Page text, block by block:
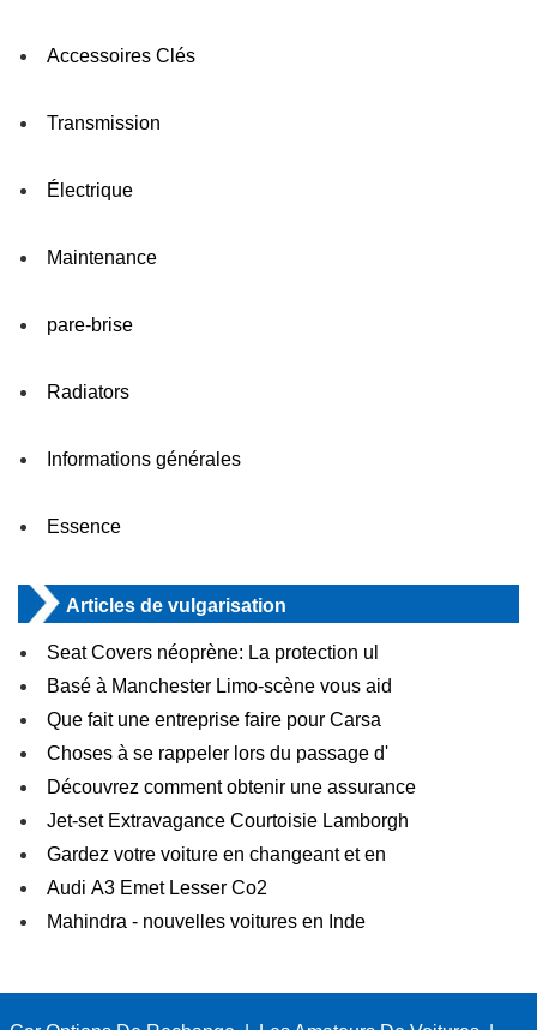
Accessoires Clés
Transmission
Électrique
Maintenance
pare-brise
Radiators
Informations générales
Essence
Articles de vulgarisation
Seat Covers néoprène: La protection ul
Basé à Manchester Limo-scène vous aid
Que fait une entreprise faire pour Carsa
Choses à se rappeler lors du passage d'
Découvrez comment obtenir une assurance
Jet-set Extravagance Courtoisie Lamborgh
Gardez votre voiture en changeant et en
Audi A3 Emet Lesser Co2
Mahindra - nouvelles voitures en Inde